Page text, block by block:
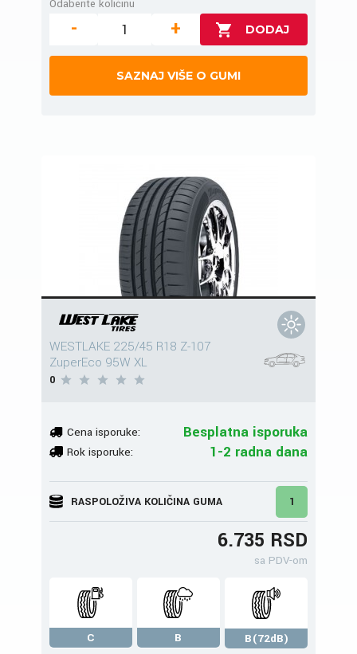
Odaberite količinu
- +
SAZNAJ VIŠE O GUMI
WESTLAKE 225/45 R18 Z-107
ZuperEco 95W XL
0
Cena isporuke: Besplatna isporuka
Rok isporuke: 1-2 radna dana
RASPOLOŽIVA KOLIČINA GUMA 1
6.735 RSD
sa PDV-om
C B
B(72dB)